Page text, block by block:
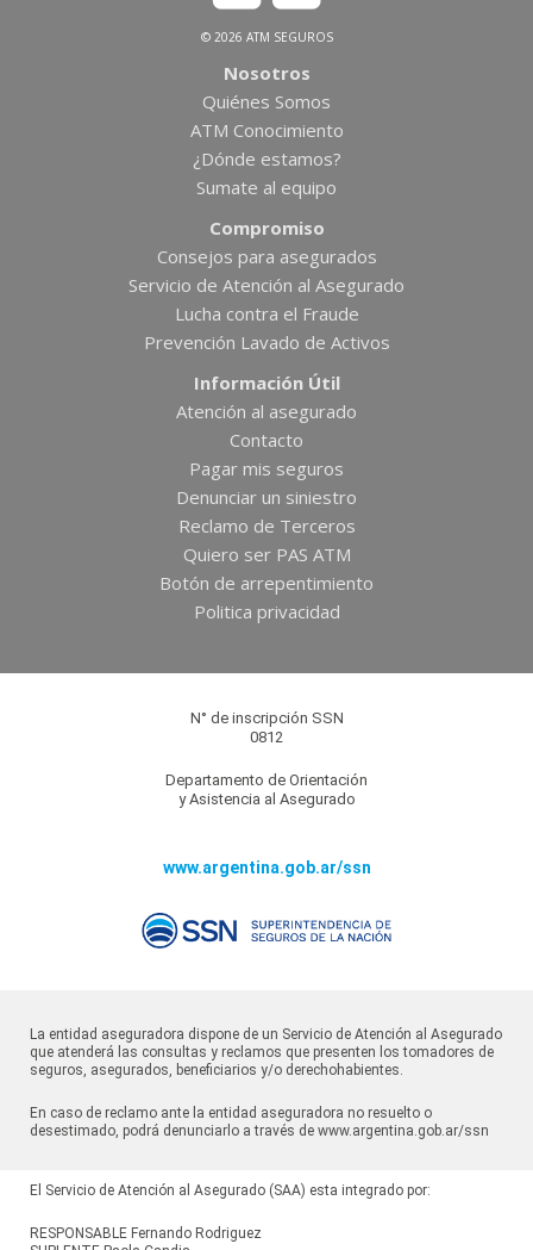
© 2026 ATM SEGUROS
Nosotros
Quiénes Somos
ATM Conocimiento
¿Dónde estamos?
Sumate al equipo
Compromiso
Consejos para asegurados
Servicio de Atención al Asegurado
Lucha contra el Fraude
Prevención Lavado de Activos
Información Útil
Atención al asegurado
Contacto
Pagar mis seguros
Denunciar un siniestro
Reclamo de Terceros
Quiero ser PAS ATM
Botón de arrepentimiento
Politica privacidad
N° de inscripción SSN
0812
Departamento de Orientación
y Asistencia al Asegurado
www.argentina.gob.ar/ssn
La entidad aseguradora dispone de un Servicio de Atención al Asegurado
que atenderá las consultas y reclamos que presenten los tomadores de
seguros, asegurados, beneficiarios y/o derechohabientes.
En caso de reclamo ante la entidad aseguradora no resuelto o
desestimado, podrá denunciarlo a través de www.argentina.gob.ar/ssn
El Servicio de Atención al Asegurado (SAA) esta integrado por:
RESPONSABLE Fernando Rodriguez